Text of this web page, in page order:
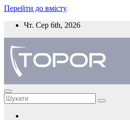
Перейти до вмісту
Чт. Сер 6th, 2026